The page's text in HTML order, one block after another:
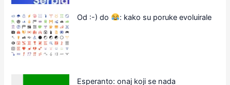
Od :-) do : kako su poruke evoluirale
Esperanto: onaj koji se nada